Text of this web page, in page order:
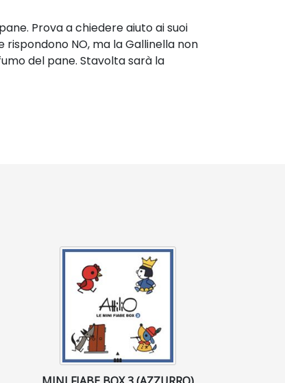
Prova a chiedere aiuto ai suoi
NO, ma la Gallinella non
del pane. Stavolta sarà la